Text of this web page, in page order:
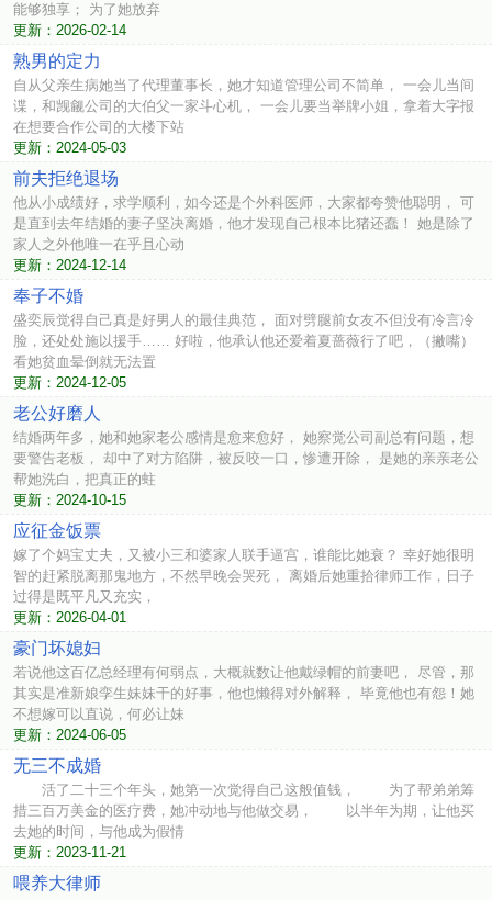
能够独享； 为了她放弃
更新：2026-02-14
熟男的定力
自从父亲生病她当了代理董事长，她才知道管理公司不简单， 一会儿当间
谍，和觊觎公司的大伯父一家斗心机， 一会儿要当举牌小姐，拿着大字报
在想要合作公司的大楼下站
更新：2024-05-03
前夫拒绝退场
他从小成绩好，求学顺利，如今还是个外科医师，大家都夸赞他聪明， 可
是直到去年结婚的妻子坚决离婚，他才发现自己根本比猪还蠢！ 她是除了
家人之外他唯一在乎且心动
更新：2024-12-14
奉子不婚
盛奕辰觉得自己真是好男人的最佳典范， 面对劈腿前女友不但没有冷言冷
脸，还处处施以援手…… 好啦，他承认他还爱着夏蔷薇行了吧，（撇嘴）
看她贫血晕倒就无法置
更新：2024-12-05
老公好磨人
结婚两年多，她和她家老公感情是愈来愈好， 她察觉公司副总有问题，想
要警告老板， 却中了对方陷阱，被反咬一口，惨遭开除， 是她的亲亲老公
帮她洗白，把真正的蛀
更新：2024-10-15
应征金饭票
嫁了个妈宝丈夫，又被小三和婆家人联手逼宫，谁能比她衰？ 幸好她很明
智的赶紧脱离那鬼地方，不然早晚会哭死， 离婚后她重拾律师工作，日子
过得是既平凡又充实，
更新：2026-04-01
豪门坏媳妇
若说他这百亿总经理有何弱点，大概就数让他戴绿帽的前妻吧， 尽管，那
其实是准新娘孪生妹妹干的好事，他也懒得对外解释， 毕竟他也有怨！她
不想嫁可以直说，何必让妹
更新：2024-06-05
无三不成婚
活了二十三个年头，她第一次觉得自己这般值钱， 为了帮弟弟筹
措三百万美金的医疗费，她冲动地与他做交易， 以半年为期，让他买
去她的时间，与他成为假情
更新：2023-11-21
喂养大律师